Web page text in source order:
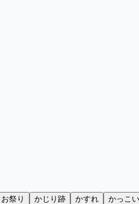
お祭り かじり跡 かすれ かっこ